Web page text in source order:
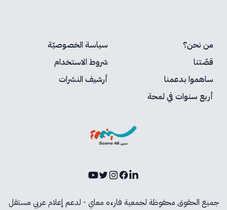
من نحن؟
سياسة الخصوصيّة
قصّتنا
شروط الاستخدام
ساهموا بدعمنا
أرشيف النشرات
أربع سنوات في لمحة
LinkedIn
Facebook
Instagram
Twitter
Youtube
جميع الحقوق محفوظة لجمعية فارءه معاي - لدعم إعلام عربي مستقل